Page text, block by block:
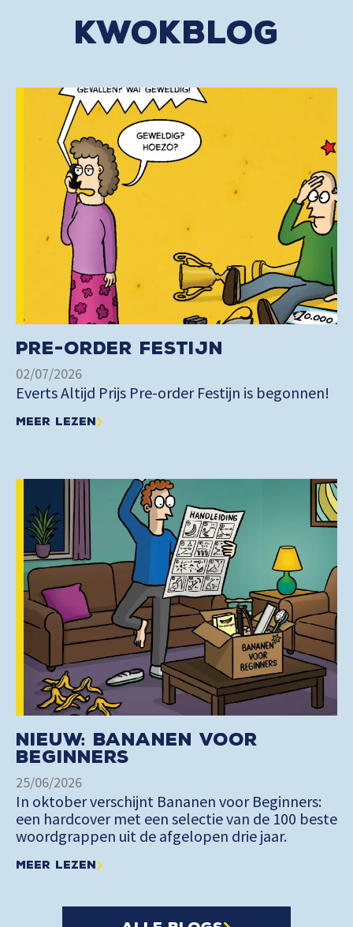
kwokblog
Pre-order Festijn
02/07/2026
Everts Altijd Prijs Pre-order Festijn is begonnen!
Meer lezen
Nieuw: Bananen voor
Beginners
25/06/2026
In oktober verschijnt Bananen voor Beginners:
een hardcover met een selectie van de 100 beste
woordgrappen uit de afgelopen drie jaar.
Meer lezen